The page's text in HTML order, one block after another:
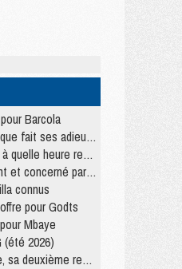
Barcola
ses adieux au PSG
regarder le match ?
par PSG/MU ?
connus
pour Godts
Mbaye
(été 2026)
recrue de l’été